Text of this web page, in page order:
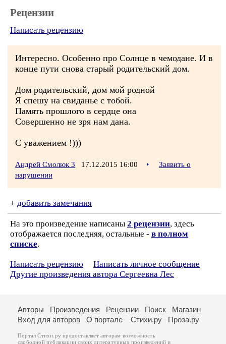
Рецензии
Написать рецензию
Интересно. Особенно про Солнце в чемодане. И в
конце пути снова старый родительский дом.
Дом родительский, дом мой родной
Я спешу на свиданье с тобой.
Память прошлого в сердце она
Совершенно не зря нам дана.
С уважением !)))
Андрей Смолюк 3 17.12.2015 16:00 •
Заявить о
нарушении
+ добавить замечания
На это произведение написаны 2 рецензии, здесь
отображается последняя, остальные - в полном
списке.
Написать рецензию
Написать личное сообщение
Другие произведения автора Сергеевна Лес
Авторы Произведения Рецензии Поиск
Магазин
Вход для авторов
О портале Стихи.ру Проза.ру
Портал Стихи.ру предоставляет авторам возможность
свободной публикации своих литературных произведений в